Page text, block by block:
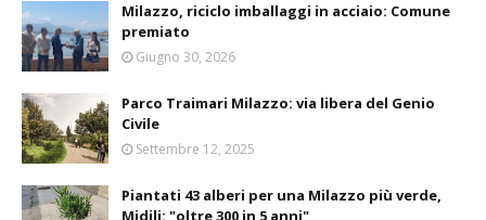
Milazzo, riciclo imballaggi in acciaio: Comune
premiato
Giugno 30, 2026
Parco Traimari Milazzo: via libera del Genio
Civile
Settembre 12, 2025
Piantati 43 alberi per una Milazzo più verde,
Midili: "oltre 300 in 5 anni"